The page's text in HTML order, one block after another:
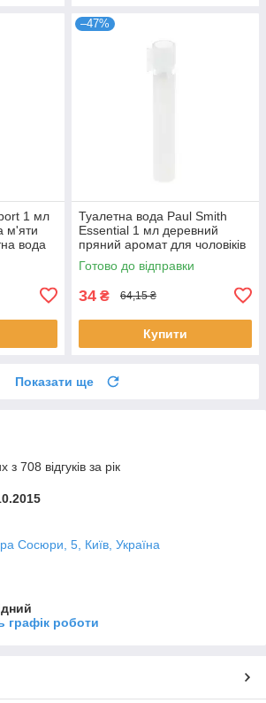
1 мл
м'яти
вода
–47%
Туалетна вода Paul Smith
Essential 1 мл деревний
пряний аромат для чоловіків
розпив пробник Пол Сміт
Готово до відправки
34 ₴ 64,15 ₴
Купити
Показати ще
708 відгуків за рік
Сосюри, 5, Київ, Україна
графік роботи